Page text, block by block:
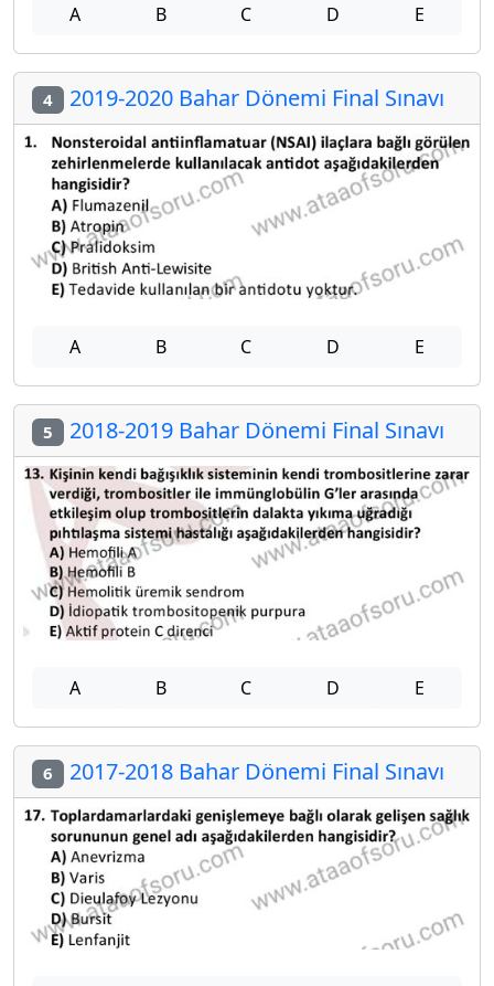
A B C D E
4 2019-2020 Bahar Dönemi Final Sınavı
A B C D E
5 2018-2019 Bahar Dönemi Final Sınavı
A B C D E
6 2017-2018 Bahar Dönemi Final Sınavı